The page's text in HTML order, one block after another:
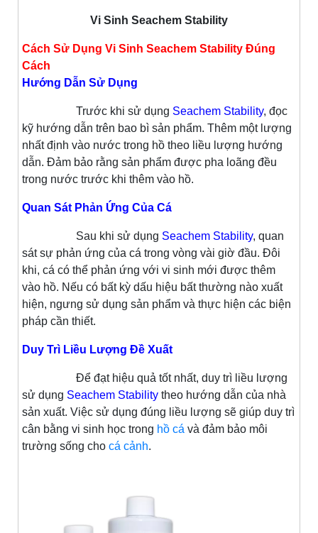
Vi Sinh Seachem Stability
Cách Sử Dụng Vi Sinh Seachem Stability Đúng
Cách
Hướng Dẫn Sử Dụng
Trước khi sử dụng Seachem Stability, đọc
kỹ hướng dẫn trên bao bì sản phẩm. Thêm một lượng
nhất định vào nước trong hồ theo liều lượng hướng
dẫn. Đảm bảo rằng sản phẩm được pha loãng đều
trong nước trước khi thêm vào hồ.
Quan Sát Phản Ứng Của Cá
Sau khi sử dụng Seachem Stability, quan
sát sự phản ứng của cá trong vòng vài giờ đầu. Đôi
khi, cá có thể phản ứng với vi sinh mới được thêm
vào hồ. Nếu có bất kỳ dấu hiệu bất thường nào xuất
hiện, ngưng sử dụng sản phẩm và thực hiện các biện
pháp cần thiết.
Duy Trì Liều Lượng Đề Xuất
Để đạt hiệu quả tốt nhất, duy trì liều lượng
sử dụng Seachem Stability theo hướng dẫn của nhà
sản xuất. Việc sử dụng đúng liều lượng sẽ giúp duy trì
cân bằng vi sinh học trong hồ cá và đảm bảo môi
trường sống cho cá cảnh.